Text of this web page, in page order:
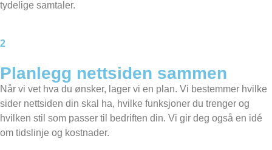
tydelige samtaler.
2
Planlegg nettsiden sammen​
Når vi vet hva du ønsker, lager vi en plan. Vi bestemmer hvilke
sider nettsiden din skal ha, hvilke funksjoner du trenger og
hvilken stil som passer til bedriften din. Vi gir deg også en idé
om tidslinje og kostnader.